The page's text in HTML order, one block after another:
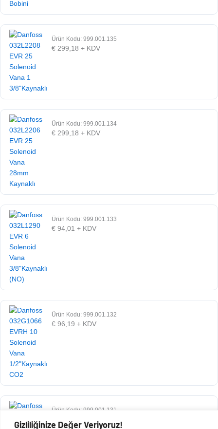
Gizliliğinize Değer Veriyoruz!
Ürün Kodu: 999.001.135
€ 299,18 + KDV
Ürün Kodu: 999.001.134
€ 299,18 + KDV
Ürün Kodu: 999.001.133
€ 94,01 + KDV
Ürün Kodu: 999.001.132
€ 96,19 + KDV
Ürün Kodu: 999.001.131